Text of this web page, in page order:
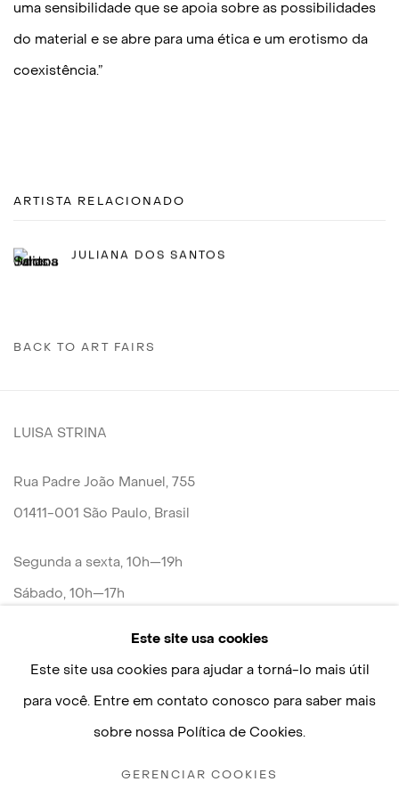
uma sensibilidade que se apoia sobre as possibilidades
do material e se abre para uma ética e um erotismo da
coexistência.”
ARTISTA RELACIONADO
JULIANA DOS SANTOS
BACK TO ART FAIRS
LUISA STRINA
Rua Padre João Manuel, 755
01411-001 São Paulo, Brasil
Segunda a sexta, 10h—19h
Sábado, 10h—17h
contato@luisastrina.com.br
Este site usa cookies
Este site usa cookies para ajudar a torná-lo mais útil
para você. Entre em contato conosco para saber mais
sobre nossa Política de Cookies.
GERENCIAR COOKIES